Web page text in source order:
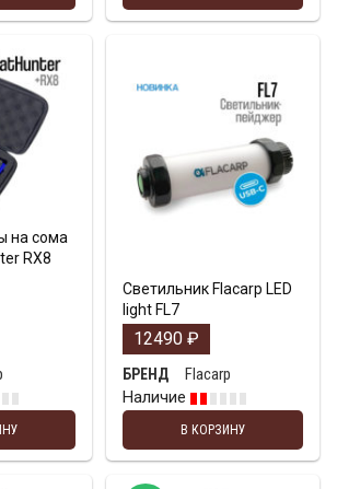
на сома
RX8
Светильник Flacarp LED
light FL7
12490 ₽
БРЕНД
Flacarp
Наличие
В КОРЗИНУ